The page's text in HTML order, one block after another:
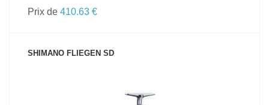
Prix de 410.63 €
SHIMANO FLIEGEN SD